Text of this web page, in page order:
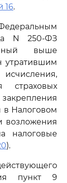
16.
N 250-ФЗ
выше
утратившим
страховых
в Налоговом
возложения
налоговые
).
пункт 9